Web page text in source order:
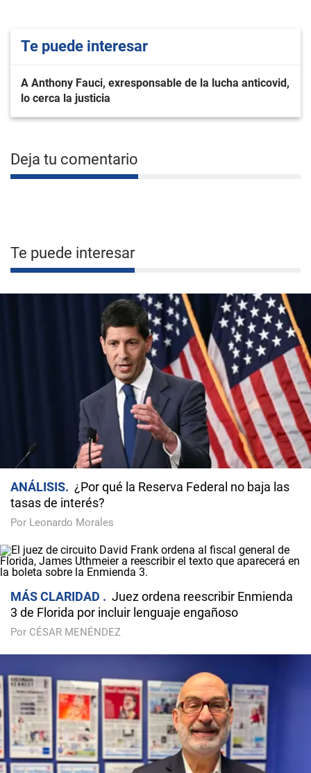
Te puede interesar
A Anthony Fauci, exresponsable de la lucha anticovid,
lo cerca la justicia
Deja tu comentario
Te puede interesar
ANÁLISIS
¿Por qué la Reserva Federal no baja las
tasas de interés?
Por Leonardo Morales
MÁS CLARIDAD
Juez ordena reescribir Enmienda
3 de Florida por incluir lenguaje engañoso
Por CÉSAR MENÉNDEZ